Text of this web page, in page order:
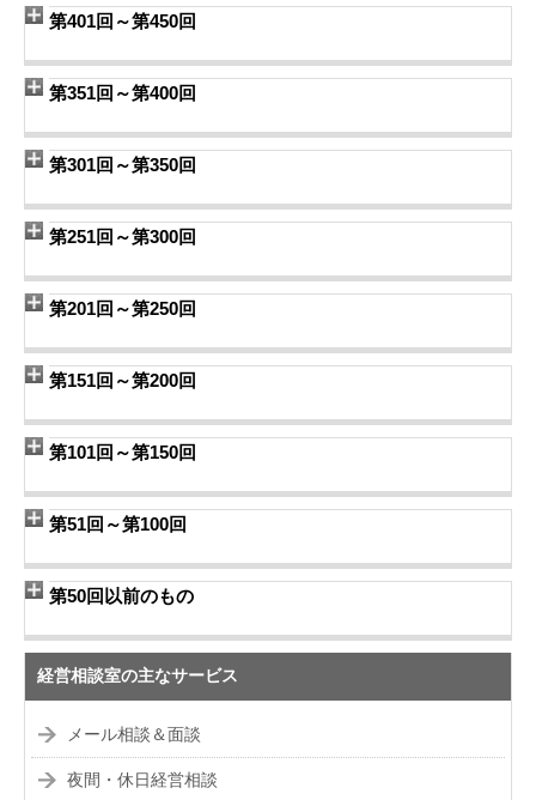
第401回～第450回
第351回～第400回
第301回～第350回
第251回～第300回
第201回～第250回
第151回～第200回
第101回～第150回
第51回～第100回
第50回以前のもの
経営相談室の主なサービス
メール相談＆面談
夜間・休日経営相談